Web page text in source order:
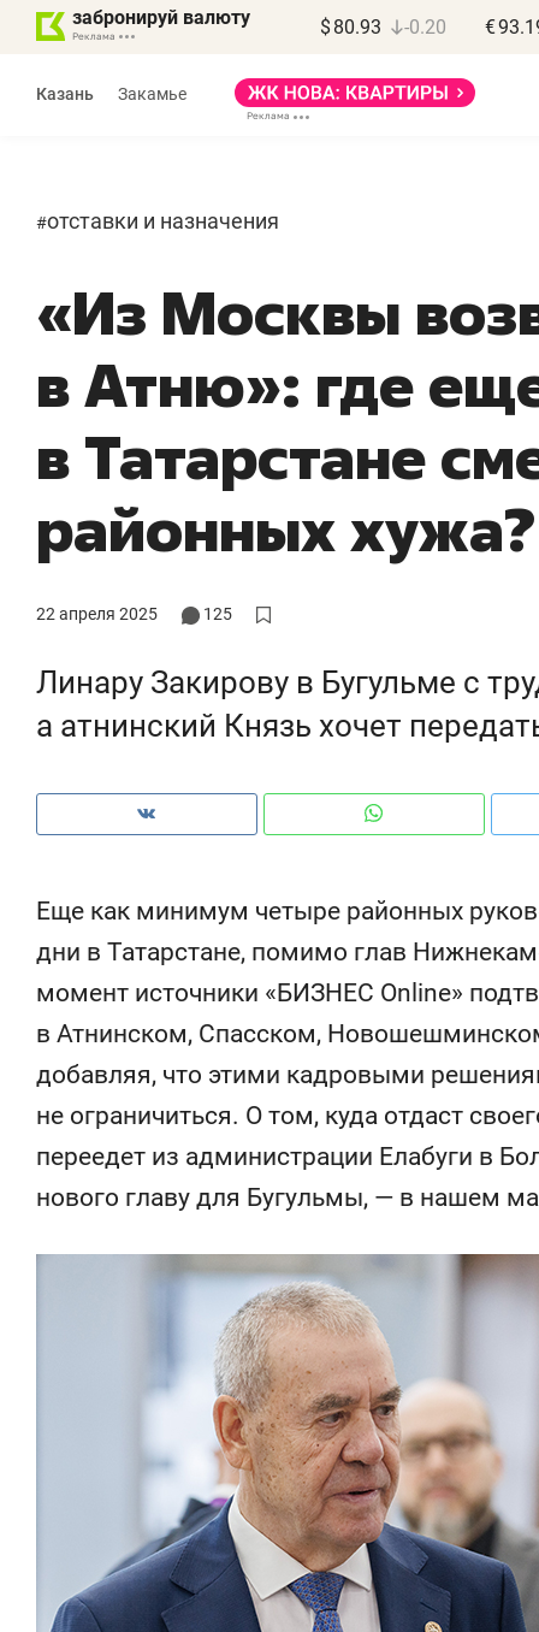
забронируй валюту $ 80.93 -0.20 €
Казань Закамье
#отставки и назначения
«Из Москвы
в Атню»: где
в Татарстане
районных хужа?
22 апреля 2025 125
Линару Закирову в Бугульме с
а атнинский Князь хочет
Еще как минимум четыре районных
дни в Татарстане, помимо глав
момент источники «БИЗНЕС Online»
в Атнинском, Спасском,
добавляя, что этими кадровыми
не ограничиться. О том, куда отдаст
переедет из администрации Елабуги в
нового главу для Бугульмы, — в нашем
Василь Мазитов
МАРТ
местных
может
минимум
на зарубежные
надо знать аксакалов и
Роман Ободец
«Готовые решения»
«Мне лучше
чем потерять
репутацию»
Владелец отделочной фирмы
о трехкратном росте цен, дотошных
ID вместо ключа: какой будет
безопасность в ЖК «Нова»
природе,
с